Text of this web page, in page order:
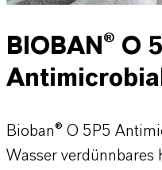
BIOBAN® O
Antimicrobial
Bioban® O 5P5
Wasser verdünnbares